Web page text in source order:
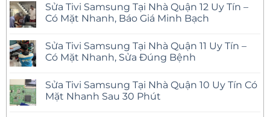
bình
luận
ở
Phường
Bình
Trị
Tín
–
Có
Sửa Tivi Samsung Tại Nhà Quận 12 Uy Tín –
Có Mặt Nhanh, Báo Giá Minh Bạch
bình
luận
ở
Samsung
Tại
Nhà
Sửa Tivi Samsung Tại Nhà Quận 11 Uy Tín –
Có Mặt Nhanh, Sửa Đúng Bệnh
bình
luận
ở
Sửa Tivi Samsung Tại Nhà Quận 10 Uy Tín Có
Mặt Nhanh Sau 30 Phút